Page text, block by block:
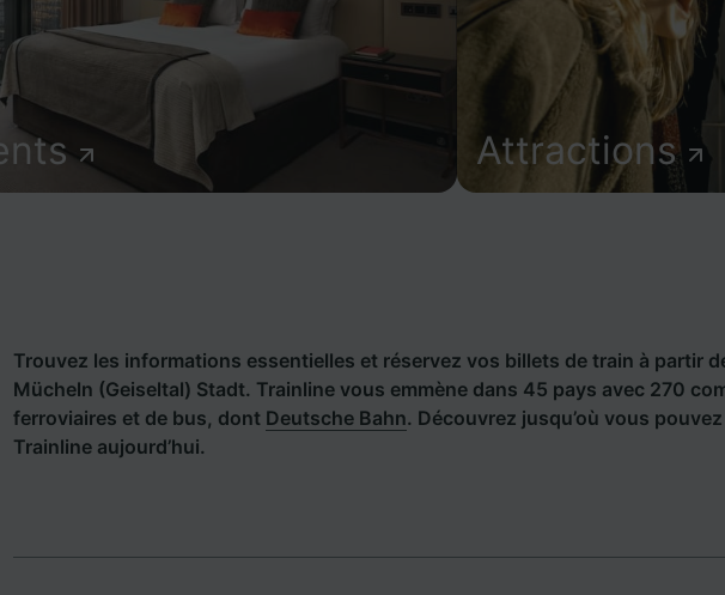
Attractions
Trouvez les informations essentielles et réservez vos billets de train à partir
Mücheln (Geiseltal) Stadt. Trainline vous emmène dans 45 pays avec 270
ferroviaires et de bus, dont Deutsche Bahn. Découvrez jusqu’où vous
Trainline aujourd’hui.